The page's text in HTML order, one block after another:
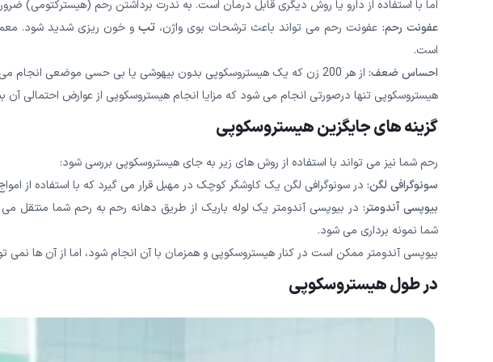
اما با استفاده از دارو یا روش دیگری قابل درمان است. به ندرت برداشتن رحم (هیسترکتومی)
عفونت رحم: عفونت رحم می تواند باعث ترشحات بوی واژن، تبو خون ریزی شدید شود.
است.
احساس ضعف: از هر 200 زن که یک هیستروسکوپی بدون بیهوشی یا بی حسی موضعی انجام می شود، احساس ضعف ممکن است در زن دیده شود.
هیستروسکوپی تنها درصورتی انجام می شود که مزایا انجام هیستروسکوپی از عوارض احتمالی آن
گزینه های جایگزین هیستروسکوپی
رحم شما نیز می تواند با استفاده از روش های زیر به جای هیستروسکوپی بررسی شود:
سونوگرافی لگن: در سونوگرافی لگن یک کاوشگر کوچک در مهبل قرار می گیرد که با استفاده از
بیوپسی آندومتر: در بیوپسی آندومتر یک لوله باریک از طریق دهانه رحم به رحم شما منتقل
شما نمونه برداری می شود.
بیوپسی آندومتر ممکن است در کنار هیستروسکوپی و همزمان با آن انجام شود، اما از آن ها نمی
در طول هیستروسکوپی